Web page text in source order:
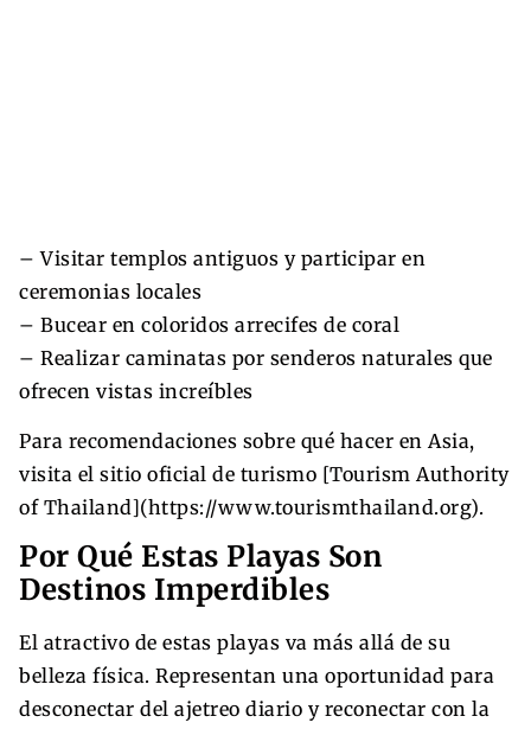
– Visitar templos antiguos y participar en
ceremonias locales
– Bucear en coloridos arrecifes de coral
– Realizar caminatas por senderos naturales que
ofrecen vistas increíbles
Para recomendaciones sobre qué hacer en Asia,
visita el sitio oficial de turismo [Tourism Authority
of Thailand](https://www.tourismthailand.org).
Por Qué Estas Playas Son
Destinos Imperdibles
El atractivo de estas playas va más allá de su
belleza física. Representan una oportunidad para
desconectar del ajetreo diario y reconectar con la